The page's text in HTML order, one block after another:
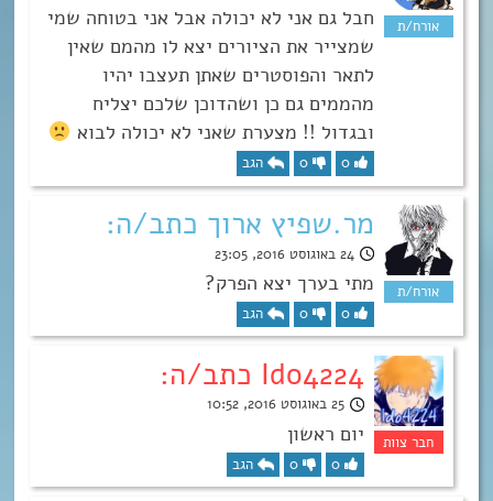
חבל גם אני לא יכולה אבל אני בטוחה שמי
שמצייר את הציורים יצא לו מהמם שאין
לתאר והפוסטרים שאתן תעצבו יהיו
מהממים גם כן ושהדוכן שלכם יצליח
ובגדול !! מצערת שאני לא יכולה לבוא
0
0 הגב
מר.שפיץ ארוך כתב/ה:
24 באוגוסט 2016, 23:05
מתי בערך יצא הפרק?
0
0 הגב
Ido4224 כתב/ה:
25 באוגוסט 2016, 10:52
יום ראשון
0
0 הגב